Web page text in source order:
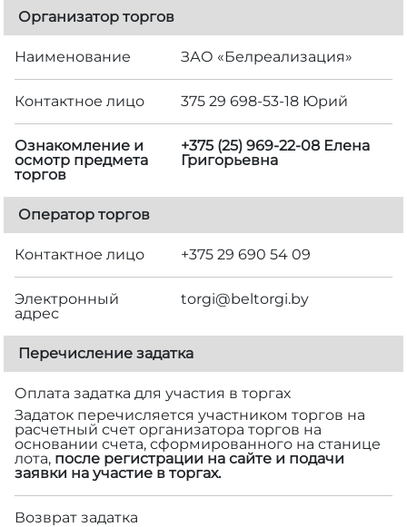
Организатор торгов
Наименование ЗАО «Белреализация»
Контактное лицо 375 29 698-53-18 Юрий
Ознакомление и
осмотр предмета
торгов
+375 (25) 969-22-08 Елена
Григорьевна
Оператор торгов
Контактное лицо +375 29 690 54 09
Электронный
адрес
torgi@beltorgi.by
Перечисление задатка
Оплата задатка для участия в торгах
Задаток перечисляется участником торгов на
расчетный счет организатора торгов на
основании счета, сформированного на станице
лота, после регистрации на сайте и подачи
заявки на участие в торгах.
Возврат задатка